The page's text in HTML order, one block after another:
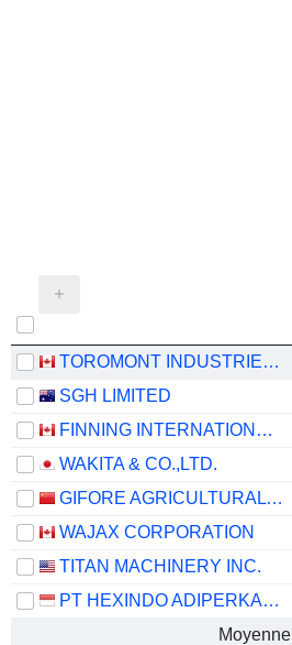
TOROMONT INDUSTRIES LTD.
SGH LIMITED
FINNING INTERNATIONAL INC.
WAKITA & CO.,LTD.
GIFORE AGRICULTURAL SCIENCE & TECHNOLOGY SERVICE CO.,LTD
WAJAX CORPORATION
TITAN MACHINERY INC.
PT HEXINDO ADIPERKASA TBK
Moyenne